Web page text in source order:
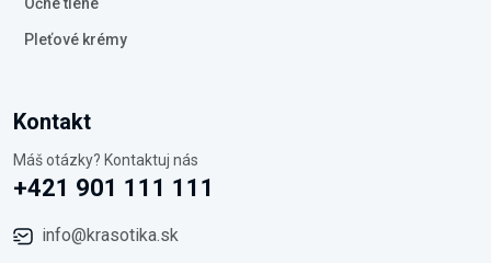
Pleťové krémy
Kontakt
Máš otázky? Kontaktuj nás
+421 901 111 111
info@krasotika.sk